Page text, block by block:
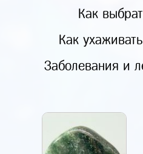
Как
Как
Заболевания и